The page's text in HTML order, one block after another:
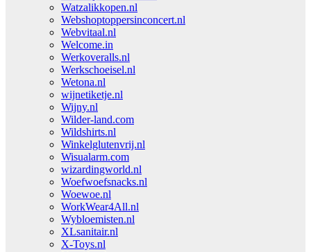
Watzalikkopen.nl
Webshoptoppersinconcert.nl
Webvitaal.nl
Welcome.in
Werkoveralls.nl
Werkschoeisel.nl
Wetona.nl
wijnetiketje.nl
Wijny.nl
Wilder-land.com
Wildshirts.nl
Winkelglutenvrij.nl
Wisualarm.com
wizardingworld.nl
Woefwoefsnacks.nl
Woewoe.nl
WorkWear4All.nl
Wybloemisten.nl
XLsanitair.nl
X-Toys.nl